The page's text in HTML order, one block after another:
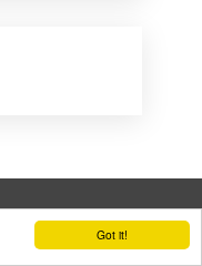
Got it!
KOMPONEN